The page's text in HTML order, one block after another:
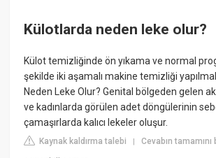
Külotlarda neden leke olur?
Külot temizliğinde ön yıkama ve normal
şekilde iki aşamalı makine temizliği
Neden Leke Olur? Genital bölgeden gelen
ve kadınlarda görülen adet döngülerinin
çamaşırlarda kalıcı lekeler oluşur.
Kaynak kaldırma talebi |Cevabın